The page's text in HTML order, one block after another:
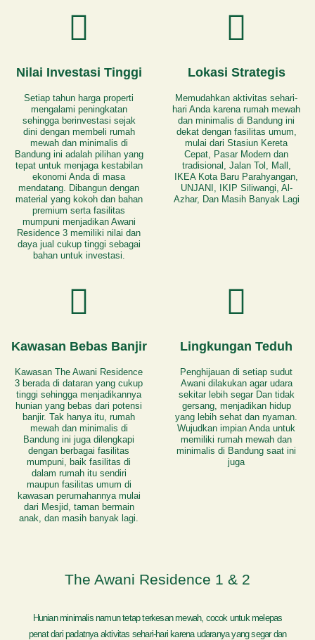
Nilai Investasi Tinggi
Setiap tahun harga properti
mengalami peningkatan
sehingga berinvestasi sejak
dini dengan membeli rumah
mewah dan minimalis di
Bandung ini adalah pilihan yang
tepat untuk menjaga kestabilan
ekonomi Anda di masa
mendatang. Dibangun dengan
material yang kokoh dan bahan
premium serta fasilitas
mumpuni menjadikan Awani
Residence 3 memiliki nilai dan
daya jual cukup tinggi sebagai
bahan untuk investasi.
Lokasi Strategis
Memudahkan aktivitas sehari-
hari Anda karena rumah mewah
dan minimalis di Bandung ini
dekat dengan fasilitas umum,
mulai dari Stasiun Kereta
Cepat, Pasar Modern dan
tradisional, Jalan Tol, Mall,
IKEA Kota Baru Parahyangan,
UNJANI, IKIP Siliwangi, Al-
Azhar, Dan Masih Banyak Lagi
Kawasan Bebas Banjir
Kawasan The Awani Residence
3 berada di dataran yang cukup
tinggi sehingga menjadikannya
hunian yang bebas dari potensi
banjir. Tak hanya itu, rumah
mewah dan minimalis di
Bandung ini juga dilengkapi
dengan berbagai fasilitas
mumpuni, baik fasilitas di
dalam rumah itu sendiri
maupun fasilitas umum di
kawasan perumahannya mulai
dari Mesjid, taman bermain
anak, dan masih banyak lagi.
Lingkungan Teduh
Penghijauan di setiap sudut
Awani dilakukan agar udara
sekitar lebih segar Dan tidak
gersang, menjadikan hidup
yang lebih sehat dan nyaman.
Wujudkan impian Anda untuk
memiliki rumah mewah dan
minimalis di Bandung saat ini
juga
The Awani Residence 1 & 2
Hunian minimalis namun tetap terkesan mewah, cocok untuk melepas
penat dari padatnya aktivitas sehari-hari karena udaranya yang segar dan